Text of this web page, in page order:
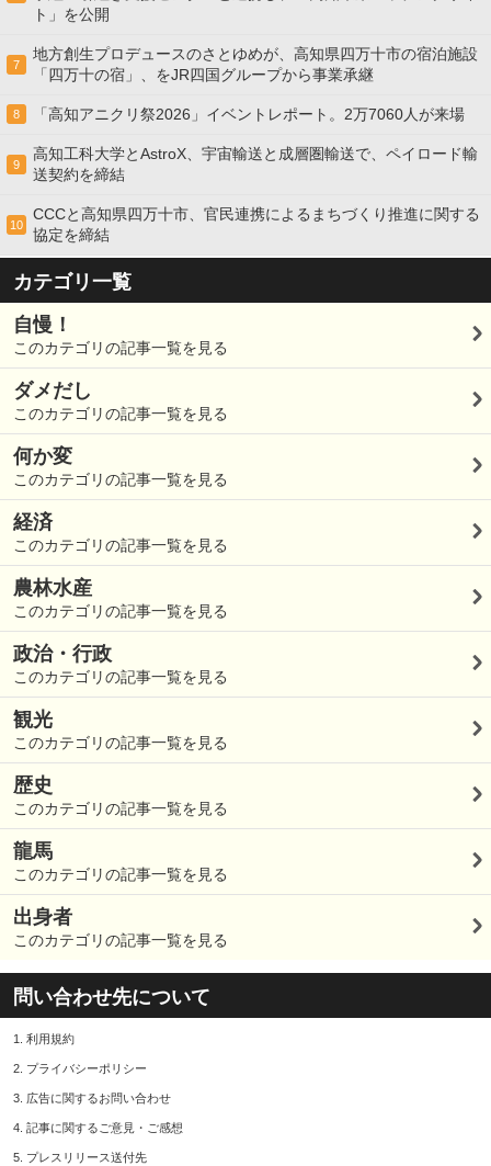
ト」を公開
7
地方創生プロデュースのさとゆめが、高知県四万十市の宿泊施設
「四万十の宿」、をJR四国グループから事業承継
8 「高知アニクリ祭2026」イベントレポート。2万7060人が来場
9
高知工科大学とAstroX、宇宙輸送と成層圏輸送で、ペイロード輸
送契約を締結
10
CCCと高知県四万十市、官民連携によるまちづくり推進に関する
協定を締結
カテゴリ一覧
自慢！
このカテゴリの記事一覧を見る
ダメだし
このカテゴリの記事一覧を見る
何か変
このカテゴリの記事一覧を見る
経済
このカテゴリの記事一覧を見る
農林水産
このカテゴリの記事一覧を見る
政治・行政
このカテゴリの記事一覧を見る
観光
このカテゴリの記事一覧を見る
歴史
このカテゴリの記事一覧を見る
龍馬
このカテゴリの記事一覧を見る
出身者
このカテゴリの記事一覧を見る
問い合わせ先について
1. 利用規約
2. プライバシーポリシー
3. 広告に関するお問い合わせ
4. 記事に関するご意見・ご感想
5. プレスリリース送付先